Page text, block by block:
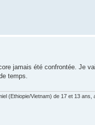
jamais été confrontée. Je
temps.
(Ethiopie/Vietnam) de 17 et 13 ans,